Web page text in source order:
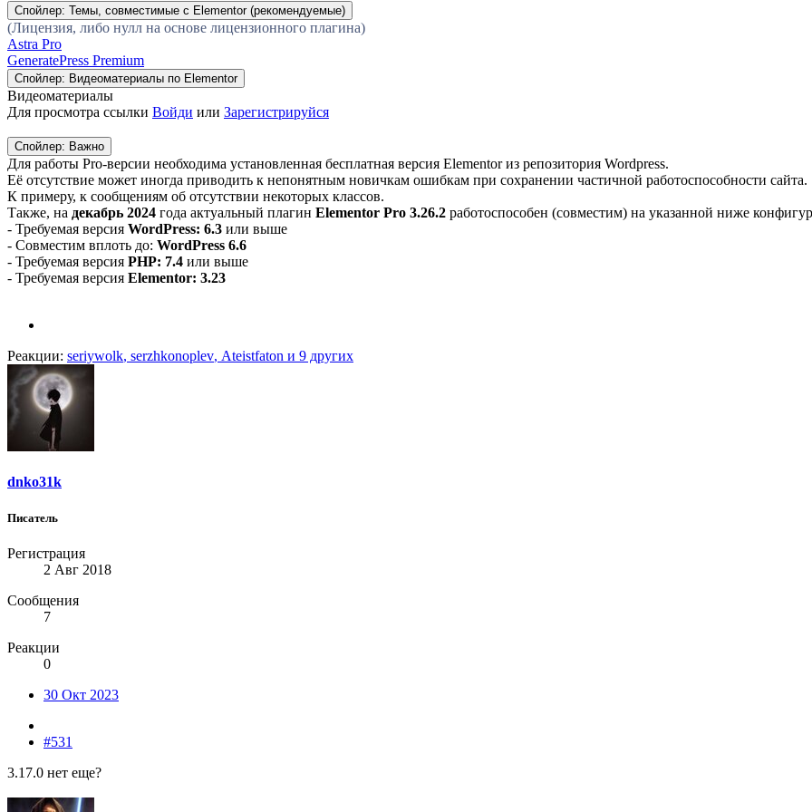
Спойлер: Темы, совместимые с Elementor (рекомендуемые)
(Лицензия, либо нулл на основе лицензионного плагина)
Astra Pro
GeneratePress Premium
Спойлер: Видеоматериалы по Elementor
Видеоматериалы
Для просмотра ссылки Войди или Зарегистрируйся
Спойлер: Важно
Для работы Pro-версии необходима установленная бесплатная версия Elementor из репозитория Wordpress.
Её отсутствие может иногда приводить к непонятным новичкам ошибкам при сохранении частичной работоспособности сайта.
К примеру, к сообщениям об отсутствии некоторых классов.
Также, на декабрь 2024 года актуальный плагин Elementor Pro 3.26.2 работоспособен (совместим) на указанной ниже
- Требуемая версия WordPress: 6.3 или выше
- Совместим вплоть до: WordPress 6.6
- Требуемая версия PHP: 7.4 или выше
- Требуемая версия Elementor: 3.23
Реакции: seriywolk, serzhkonoplev, Ateistfaton и 9 других
dnko31k
Писатель
Регистрация
2 Авг 2018
Сообщения
7
Реакции
0
30 Окт 2023
#531
3.17.0 нет еще?